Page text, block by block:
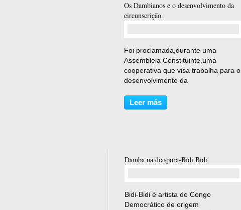
Os Dambianos e o desenvolvimento da
circunscrição.
Foi proclamada,durante uma
Assembleia Constituinte,uma
cooperativa que visa trabalha para o
desenvolvimento da
amigos da Damba. Os orgãos
sociais fora eleitos durante a
Leer más
Damba na diáspora-Bidi Bidi
Bidi-Bidi é artista do Congo
Democrático de origem